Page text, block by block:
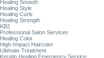
Healing Smooth
Healing Style
Healing Curls
Healing Strength
KB2
Professional Salon Services
Healing Color
High-Impact Haircolor
Ultimate Treatment
Keratin Healing Emergency Service